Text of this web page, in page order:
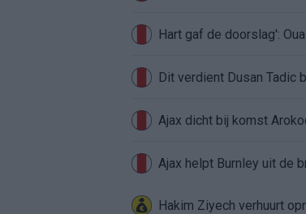
Hart gaf de doorslag':
Dit verdient Dusan Tadic
Ajax dicht bij komst
Ajax helpt Burnley uit de
Hakim Ziyech verhuurt